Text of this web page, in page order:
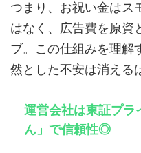
つまり、お祝い金はス
はなく、広告費を原資
ブ。この仕組みを理解
然とした不安は消える
運営会社は東証プラ
ん」で信頼性◎